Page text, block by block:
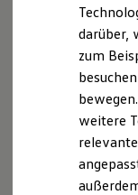
Kosten
E-
ID.
Schont
Die Sicherheit
darüber,
zum
weitere